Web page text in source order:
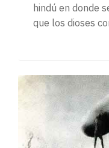
hindú en donde
que los dioses